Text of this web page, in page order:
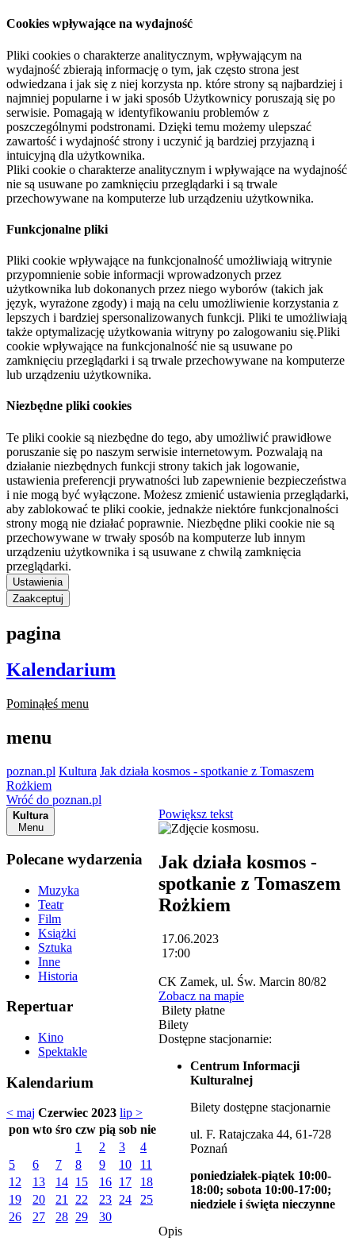
Cookies wpływające na wydajność
Pliki cookies o charakterze analitycznym, wpływającym na
wydajność zbierają informację o tym, jak często strona jest
odwiedzana i jak się z niej korzysta np. które strony są najbardziej i
najmniej popularne i w jaki sposób Użytkownicy poruszają się po
serwisie. Pomagają w identyfikowaniu problemów z
poszczególnymi podstronami. Dzięki temu możemy ulepszać
zawartość i wydajność strony i uczynić ją bardziej przyjazną i
intuicyjną dla użytkownika.
Pliki cookie o charakterze analitycznym i wpływające na wydajność
nie są usuwane po zamknięciu przeglądarki i są trwale
przechowywane na komputerze lub urządzeniu użytkownika.
Funkcjonalne pliki
Pliki cookie wpływające na funkcjonalność umożliwiają witrynie
przypomnienie sobie informacji wprowadzonych przez
użytkownika lub dokonanych przez niego wyborów (takich jak
język, wyrażone zgody) i mają na celu umożliwienie korzystania z
lepszych i bardziej spersonalizowanych funkcji. Pliki te umożliwiają
także optymalizację użytkowania witryny po zalogowaniu się.Pliki
cookie wpływające na funkcjonalność nie są usuwane po
zamknięciu przeglądarki i są trwale przechowywane na komputerze
lub urządzeniu użytkownika.
Niezbędne pliki cookies
Te pliki cookie są niezbędne do tego, aby umożliwić prawidłowe
poruszanie się po naszym serwisie internetowym. Pozwalają na
działanie niezbędnych funkcji strony takich jak logowanie,
ustawienia preferencji prywatności lub zapewnienie bezpieczeństwa
i nie mogą być wyłączone. Możesz zmienić ustawienia przeglądarki,
aby zablokować te pliki cookie, jednakże niektóre funkcjonalności
strony mogą nie działać poprawnie. Niezbędne pliki cookie nie są
przechowywane w trwały sposób na komputerze lub innym
urządzeniu użytkownika i są usuwane z chwilą zamknięcia
przeglądarki.
Ustawienia
Zaakceptuj
pagina
Kalendarium
Pominąłeś menu
menu
poznan.pl Kultura Jak działa kosmos - spotkanie z Tomaszem
Rożkiem
Wróć do poznan.pl
Kultura
Menu
Polecane wydarzenia
Muzyka
Teatr
Film
Książki
Sztuka
Inne
Historia
Repertuar
Kino
Spektakle
Kalendarium
< maj Czerwiec 2023 lip >
pon wto śro czw pią sob nie
1
2 3
4
5
6 7 8 9 10
11
12
13 14 15 16 17
18
19
20 21 22 23 24
25
26
27 28 29 30
Powiększ tekst
Jak działa kosmos -
spotkanie z Tomaszem
Rożkiem
17.06.2023
17:00
CK Zamek, ul. Św. Marcin 80/82
Zobacz na mapie
Bilety płatne
Bilety
Dostępne stacjonarnie:
Centrum Informacji
Kulturalnej
Bilety dostępne stacjonarnie
ul. F. Ratajczaka 44, 61-728
Poznań
poniedziałek-piątek 10:00-
18:00; sobota 10:00-17:00;
niedziele i święta nieczynne
Opis